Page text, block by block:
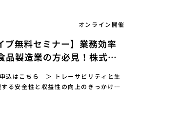
オンライン開催
ブ無料セミナー】業務効率
品製造業の方必見！株式会
×株式会社カンブライト 2
ナー
込はこちら ＞ トレーサビリティと生
る安全性と収益性の向上のきっかけを